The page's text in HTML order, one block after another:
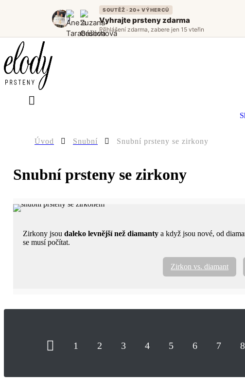
SOUTĚŽ · 20+ VÝHERCŮ
Vyhrajte prsteny zdarma
Přihlášení zdarma, zabere jen 15 vteřin
Úvod Snubní Snubní prsteny se zirkony
Snubní prsteny se zirkony
Zirkony jsou daleko levnější než diamanty a když jsou nové, od
se musí počítat.
Zirkon vs. diamant
1 2 3 4 5 6 7 8